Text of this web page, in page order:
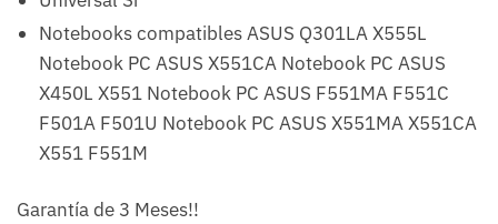
Notebooks compatibles ASUS Q301LA X555L
Notebook PC ASUS X551CA Notebook PC ASUS
X450L X551 Notebook PC ASUS F551MA F551C
F501A F501U Notebook PC ASUS X551MA X551CA
X551 F551M
Garantía de 3 Meses!!